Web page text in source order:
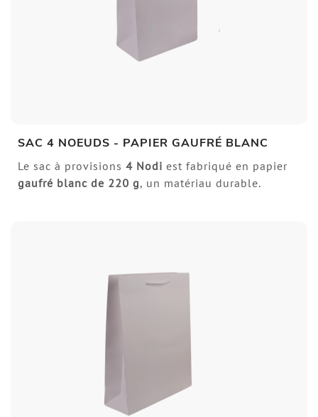
SAC 4 NOEUDS - PAPIER GAUFRÉ BLANC
Le sac à provisions 4 Nodi est fabriqué en papier
gaufré blanc de 220 g , un matériau durable.